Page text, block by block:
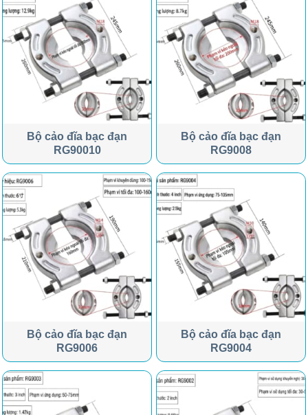
Bộ cảo đĩa bạc đạn
RG90010
Bộ cảo đĩa bạc đạn
RG9008
Bộ cảo đĩa bạc đạn
RG9006
Bộ cảo đĩa bạc đạn
RG9004